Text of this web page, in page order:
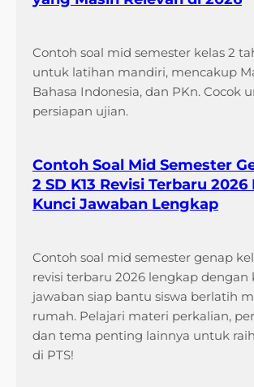
Contoh soal mid semester kelas 2
untuk latihan mandiri, mencakup
Bahasa Indonesia, dan PKn. Cocok
persiapan ujian.
Contoh Soal Mid Semester
2 SD K13 Revisi Terbaru
Kunci Jawaban Lengkap
Contoh soal mid semester genap
revisi terbaru 2026 lengkap dengan
jawaban siap bantu siswa berlatih
rumah. Pelajari materi perkalian,
dan tema penting lainnya untuk
di PTS!